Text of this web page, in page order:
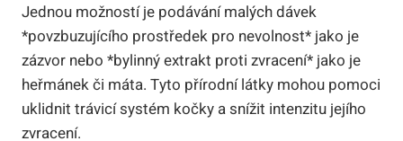
Jednou možností je podávání malých dávek
*povzbuzujícího prostředek pro nevolnost* jako je
zázvor nebo *bylinný extrakt proti zvracení* jako je
heřmánek či máta. Tyto přírodní látky mohou pomoci
uklidnit trávicí systém kočky a snížit intenzitu jejího
zvracení.